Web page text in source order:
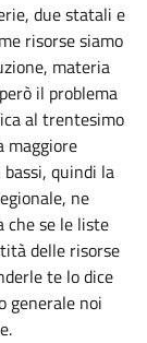
due statali e
risorse siamo
materia
il problema
al trentesimo
maggiore
quindi la
ne
che se le liste
delle risorse
te lo dice
generale noi